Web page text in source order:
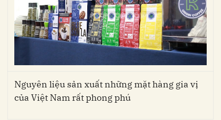
Nguyên liệu sản xuất những mặt hàng gia vị
của Việt Nam rất phong phú